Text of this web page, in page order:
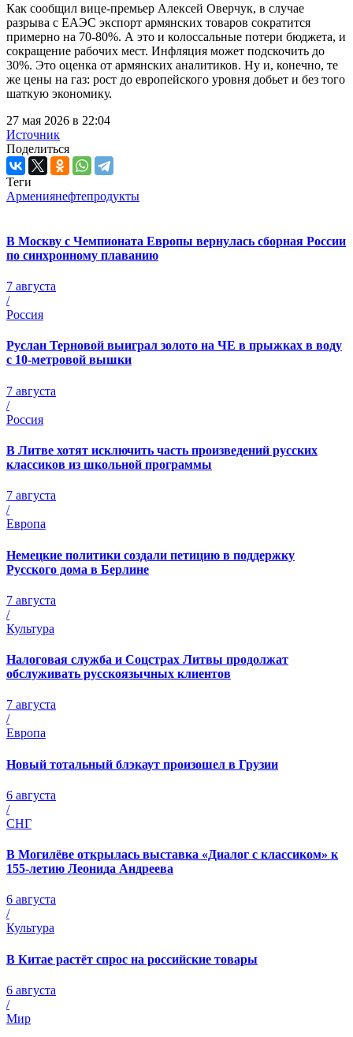
Как сообщил вице-премьер Алексей Оверчук, в случае
разрыва с ЕАЭС экспорт армянских товаров сократится
примерно на 70-80%. А это и колоссальные потери бюджета, и
сокращение рабочих мест. Инфляция может подскочить до
30%. Это оценка от армянских аналитиков. Ну и, конечно, те
же цены на газ: рост до европейского уровня добьет и без того
шаткую экономику.
27 мая 2026 в 22:04
Источник
Поделиться
Теги
Армениянефтепродукты
В Москву с Чемпионата Европы вернулась сборная России
по синхронному плаванию
7 августа
/
Россия
Руслан Терновой выиграл золото на ЧЕ в прыжках в воду
с 10-метровой вышки
7 августа
/
Россия
В Литве хотят исключить часть произведений русских
классиков из школьной программы
7 августа
/
Европа
Немецкие политики создали петицию в поддержку
Русского дома в Берлине
7 августа
/
Культура
Налоговая служба и Соцстрах Литвы продолжат
обслуживать русскоязычных клиентов
7 августа
/
Европа
Новый тотальный блэкаут произошел в Грузии
6 августа
/
СНГ
В Могилёве открылась выставка «Диалог с классиком» к
155-летию Леонида Андреева
6 августа
/
Культура
В Китае растёт спрос на российские товары
6 августа
/
Мир